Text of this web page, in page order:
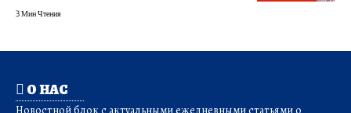
3 Мин Чтения
О НАС
Новостной блок с актуальными ежедневными статьями о